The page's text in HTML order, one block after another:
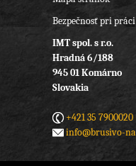
Bezpečnosť pri
IMT spol. s r.o.
Hradná 6/188
945 01 Komárno
Slovakia
+421 35 7900020
info@brusivo-